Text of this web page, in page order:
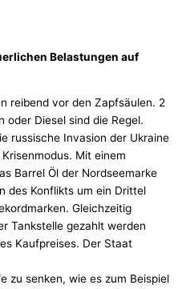
Belastungen auf
reibend vor den Zapfsäulen. 2
oder Diesel sind die Regel.
russische Invasion der Ukraine
Mit einem
Barrel Öl der Nordseemarke
des Konflikts um ein Drittel
Gleichzeitig
Tankstelle gezahlt werden
Kaufpreises. Der Staat
zu senken, wie es zum Beispiel